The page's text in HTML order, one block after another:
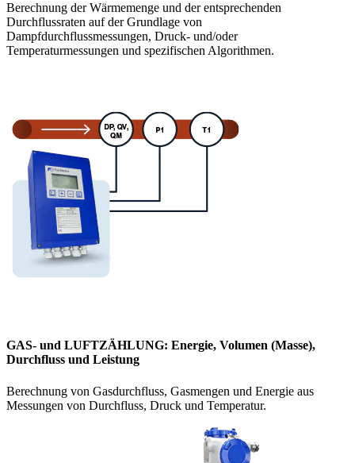
Berechnung der Wärmemenge und der entsprechenden
Durchflussraten auf der Grundlage von
Dampfdurchflussmessungen, Druck- und/oder
Temperaturmessungen und spezifischen Algorithmen.
GAS- und LUFTZÄHLUNG: Energie, Volumen (Masse),
Durchfluss und Leistung
Berechnung von Gasdurchfluss, Gasmengen und Energie aus
Messungen von Durchfluss, Druck und Temperatur.